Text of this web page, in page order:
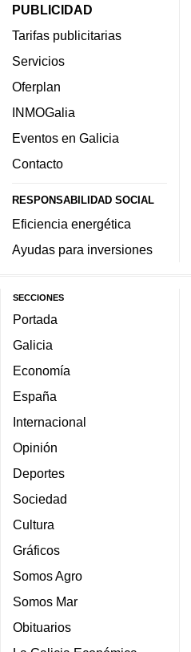
PUBLICIDAD
Tarifas publicitarias
Servicios
Oferplan
INMOGalia
Eventos en Galicia
Contacto
RESPONSABILIDAD SOCIAL
Eficiencia energética
Ayudas para inversiones
SECCIONES
Portada
Galicia
Economía
España
Internacional
Opinión
Deportes
Sociedad
Cultura
Gráficos
Somos Agro
Somos Mar
Obituarios